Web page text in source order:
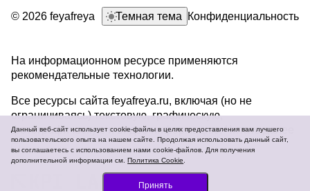
© 2026 feyafreya Темная тема Конфиденциальность
На информационном ресурсе применяются
рекомендательные технологии.
Все ресурсы сайта feyafreya.ru, включая (но не
ограничиваясь) текстовую, графическую,
фотографическую и видео информацию,Читать далее
Данный веб-сайт использует cookie-файлы в целях предоставления вам лучшего
пользовательского опыта на нашем сайте. Продолжая использовать данный сайт,
вы соглашаетесь с использованием нами cookie-файлов. Для получения
дополнительной информации см.Политика Cookie
Принять